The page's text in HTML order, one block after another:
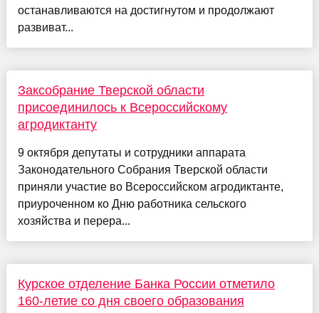
останавливаются на достигнутом и продолжают
развиват...
Заксобрание Тверской области
присоединилось к Всероссийскому
агродиктанту
9 октября депутаты и сотрудники аппарата
Законодательного Собрания Тверской области
приняли участие во Всероссийском агродиктанте,
приуроченном ко Дню работника сельского
хозяйства и перера...
Курское отделение Банка России отметило
160-летие со дня своего образования